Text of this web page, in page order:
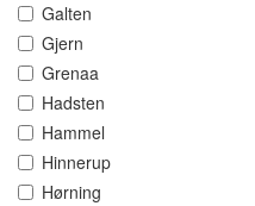
Galten
Gjern
Grenaa
Hadsten
Hammel
Hinnerup
Hørning